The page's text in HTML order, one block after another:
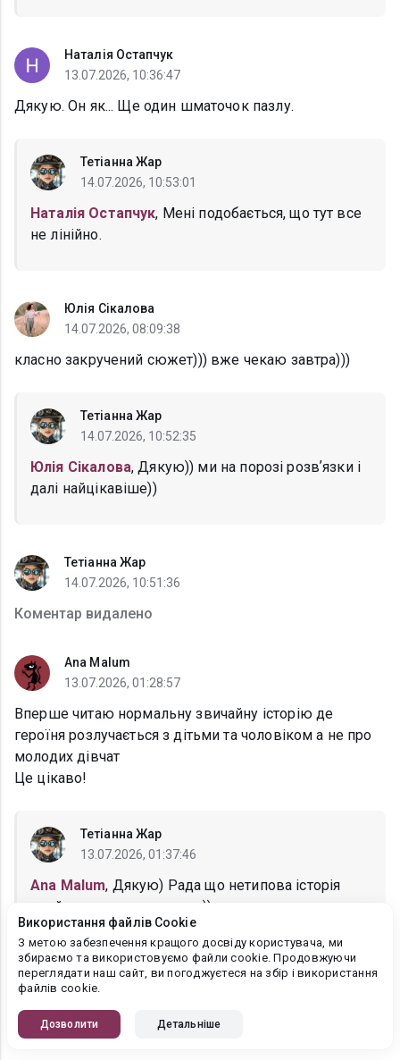
Наталія Остапчук
13.07.2026, 10:36:47
Дякую. Он як... Ще один шматочок пазлу.
Тетіанна Жар
14.07.2026, 10:53:01
Наталія Остапчук, Мені подобається, що тут все
не лінійно.
Юлія Сікалова
14.07.2026, 08:09:38
класно закручений сюжет))) вже чекаю завтра)))
Тетіанна Жар
14.07.2026, 10:52:35
Юлія Сікалова, Дякую)) ми на порозі розвʼязки і
далі найцікавіше))
Тетіанна Жар
14.07.2026, 10:51:36
Коментар видалено
Ana Malum
13.07.2026, 01:28:57
Вперше читаю нормальну звичайну історію де
героїня розлучається з дітьми та чоловіком а не про
молодих дівчат
Це цікаво!
Тетіанна Жар
13.07.2026, 01:37:46
Ana Malum, Дякую) Рада що нетипова історія
прийшлась вам до смаку))
Аня Осадчук
Дякую вам за проду ♥️
Використання файлів Cookie
З метою забезпечення кращого досвіду користувача, ми
збираємо та використовуємо файли cookie. Продовжуючи
переглядати наш сайт, ви погоджуєтеся на збір і використання
файлів cookie.
Дозволити Детальніше